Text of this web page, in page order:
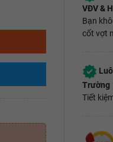
VĐV &
Bạn
cốt vợt
Trường
Tiết